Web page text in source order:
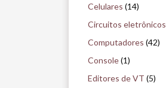
Celulares (14)
Circuitos eletrônicos
Computadores (42)
Console(1)
Editores de VT (5)